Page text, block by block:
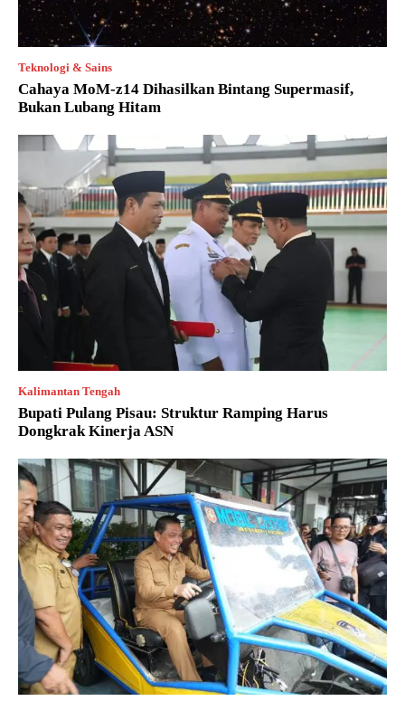
Teknologi & Sains
Cahaya MoM-z14 Dihasilkan Bintang Supermasif,
Bukan Lubang Hitam
Kalimantan Tengah
Bupati Pulang Pisau: Struktur Ramping Harus
Dongkrak Kinerja ASN